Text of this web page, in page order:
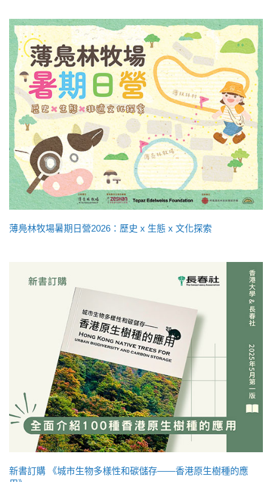
薄鳧林牧場暑期日營2026：歷史 x 生態 x 文化探索
新書訂購 《城市生物多樣性和碳儲存——香港原生樹種的應